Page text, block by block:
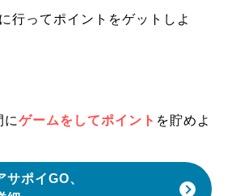
に行ってポイントをゲットしよ
にゲームをしてポイント を貯めよ
サポイGO、